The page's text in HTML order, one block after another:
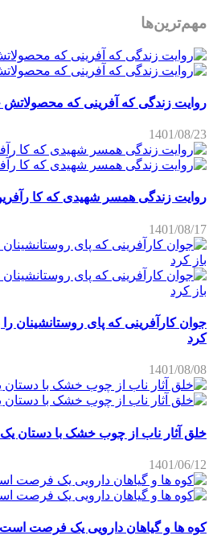
مهم‌ترین‌ها
روایت زندگی که آفرینی که محصولاتش
1401/08/23
روایت زندگی همسر شهیدی که کا
1401/08/17
جوان کارآفرینی که پای روستانشینان
کرد
1401/08/08
خلق آثار ناب از چوب خشک با دستان یک
1401/06/12
کوه ها و گیاهان دارویی یک فرصت است